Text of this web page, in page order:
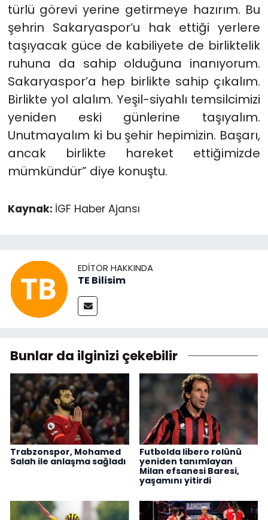
türlü görevi yerine getirmeye hazırım. Bu
şehrin Sakaryaspor’u hak ettiği yerlere
taşıyacak güce de kabiliyete de birliktelik
ruhuna da sahip olduğuna inanıyorum.
Sakaryaspor’a hep birlikte sahip çıkalım.
Birlikte yol alalım. Yeşil-siyahlı temsilcimizi
yeniden eski günlerine taşıyalım.
Unutmayalım ki bu şehir hepimizin. Başarı,
ancak birlikte hareket ettiğimizde
mümkündür” diye konuştu.
Kaynak: İGF Haber Ajansı
EDITÖR HAKKINDA
TE Bilisim
Bunlar da ilginizi çekebilir
Trabzonspor, Mohamed
Salah ile anlaşma sağladı
Futbolda libero rolünü
yeniden tanımlayan
Milan efsanesi Baresi,
yaşamını yitirdi